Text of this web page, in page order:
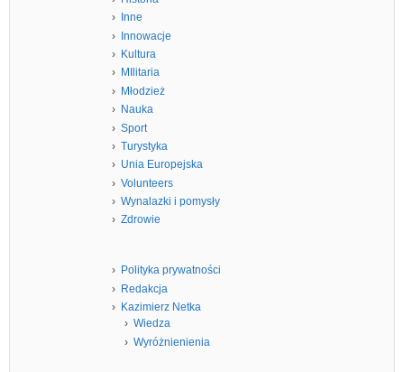
Inne
Innowacje
Kultura
MIlitaria
Młodzież
Nauka
Sport
Turystyka
Unia Europejska
Volunteers
Wynalazki i pomysły
Zdrowie
Polityka prywatności
Redakcja
Kazimierz Netka
Wiedza
Wyróżnienienia